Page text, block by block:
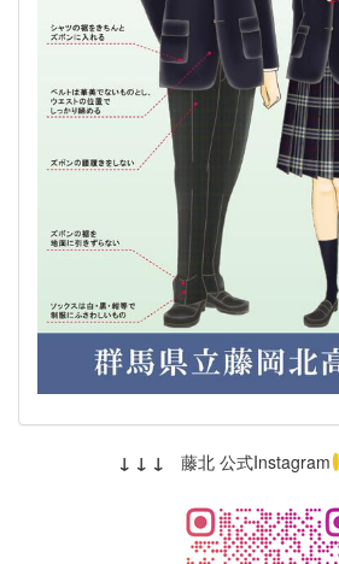
↓ ↓ ↓ 藤北 公式Instagram